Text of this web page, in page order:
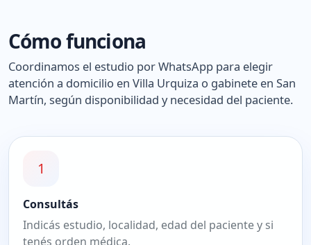
Cómo funciona
Coordinamos el estudio por WhatsApp para elegir
atención a domicilio en Villa Urquiza o gabinete en San
Martín, según disponibilidad y necesidad del paciente.
1
Consultás
Indicás estudio, localidad, edad del paciente y si
tenés orden médica.